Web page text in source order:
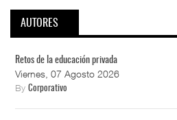
AUTORES
Retos de la educación privada
Viernes, 07 Agosto 2026
By Corporativo